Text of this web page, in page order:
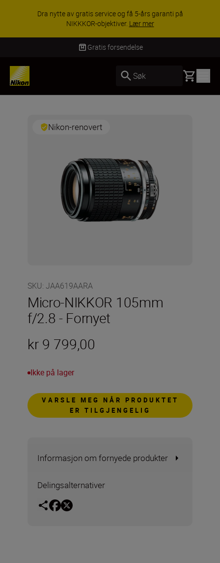
Dra nytte av gratis service og få 5-års garanti på
NIKKKOR-objektiver. Lær mer
Gratis forsendelse
Søk Basket
Nikon-renovert
SKU: JAA619AARA
Micro-NIKKOR 105mm
f/2.8 - Fornyet
kr 9 799,00
Ikke på lager
VARSLE MEG NÅR PRODUKTET
ER TILGJENGELIG
Informasjon om fornyede produkter
Delingsalternativer